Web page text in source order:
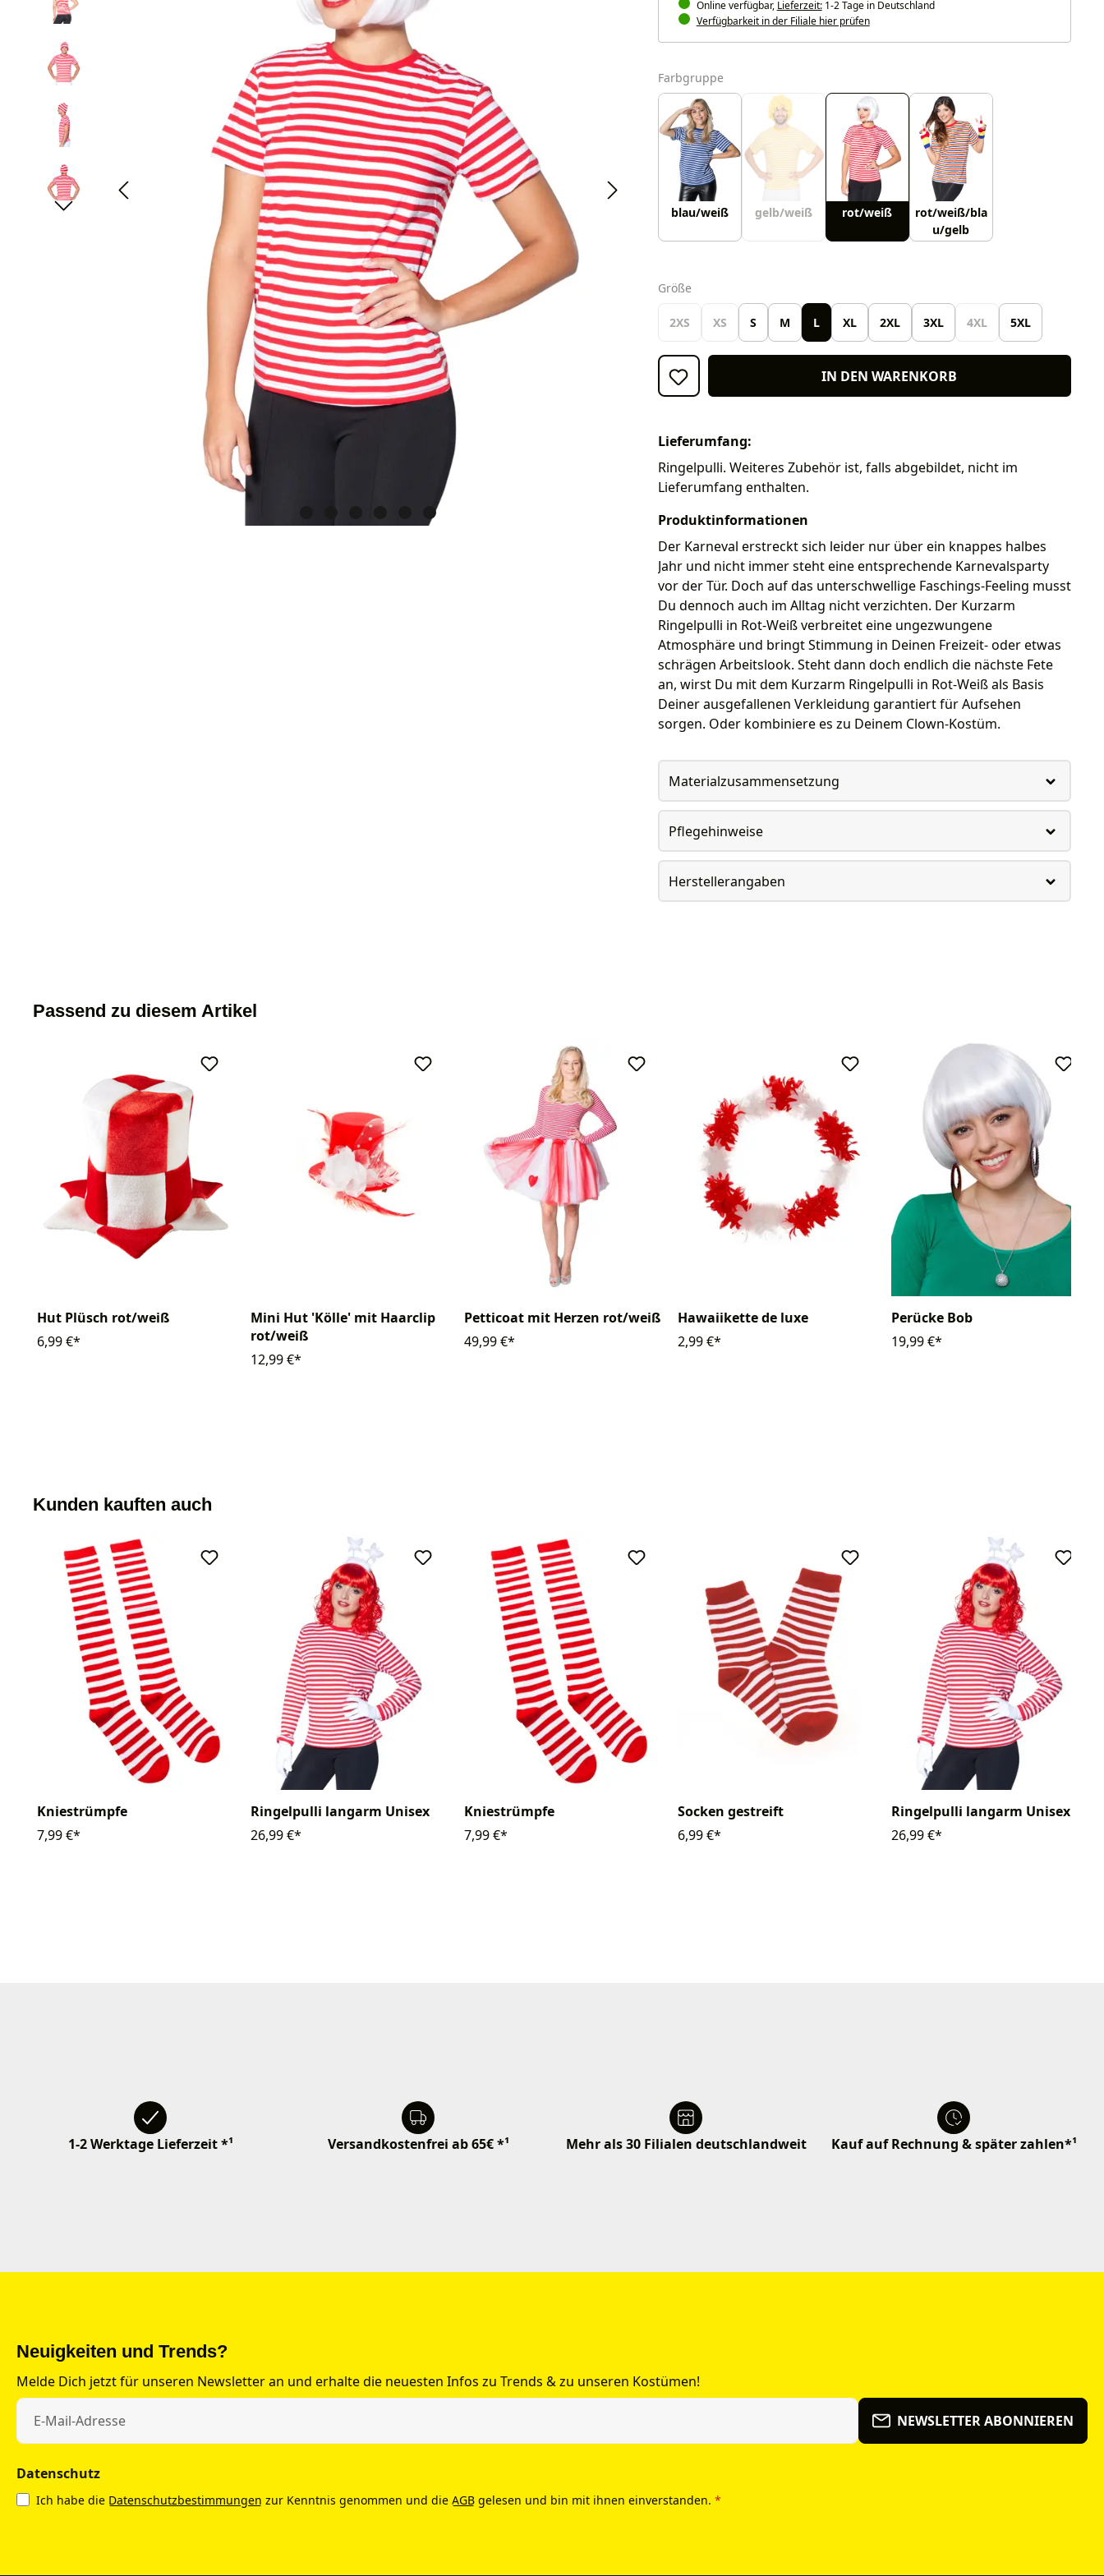
Online verfügbar, Lieferzeit:1-2 Tage in Deutschland
Verfügbarkeit in der Filiale hier prüfen
Farbgruppeauswählen
blau/weiß gelb/weiß rot/weiß
rot/weiß/bla
u/gelb
Größeauswählen
2XS XS S M L XL 2XL 3XL 4XL 5XL
IN DEN WARENKORB
Lieferumfang:
Ringelpulli. Weiteres Zubehör ist, falls abgebildet, nicht im
Lieferumfang enthalten.
Produktinformationen
Der Karneval erstreckt sich leider nur über ein knappes halbes
Jahr und nicht immer steht eine entsprechende Karnevalsparty
vor der Tür. Doch auf das unterschwellige Faschings-Feeling musst
Du dennoch auch im Alltag nicht verzichten. Der Kurzarm
Ringelpulli in Rot-Weiß verbreitet eine ungezwungene
Atmosphäre und bringt Stimmung in Deinen Freizeit- oder etwas
schrägen Arbeitslook. Steht dann doch endlich die nächste Fete
an, wirst Du mit dem Kurzarm Ringelpulli in Rot-Weiß als Basis
Deiner ausgefallenen Verkleidung garantiert für Aufsehen
sorgen. Oder kombiniere es zu Deinem Clown-Kostüm.
Materialzusammensetzung
Pflegehinweise
Herstellerangaben
Passend zu diesem Artikel
Hut Plüsch rot/weiß
6,99 €*
Mini Hut 'Kölle' mit Haarclip
rot/weiß
12,99 €*
Petticoat mit Herzen rot/weiß
49,99 €*
Hawaiikette de luxe
2,99 €*
Perücke Bob
19,99 €*
Kunden kauften auch
Kniestrümpfe
7,99 €*
Ringelpulli langarm Unisex
26,99 €*
Kniestrümpfe
7,99 €*
Socken gestreift
6,99 €*
Ringelpulli langarm Unisex
26,99 €*
1-2 Werktage Lieferzeit *¹ Versandkostenfrei ab 65€ *¹ Mehr als 30 Filialen deutschlandweit Kauf auf Rechnung & später zahlen*¹
Neuigkeiten und Trends?
Melde Dich jetzt für unseren Newsletter an und erhalte die neuesten Infos zu Trends & zu unseren Kostümen!
NEWSLETTER ABONNIEREN
Datenschutz
Ich habe die Datenschutzbestimmungen zur Kenntnis genommen und die AGB gelesen und bin mit ihnen einverstanden. *